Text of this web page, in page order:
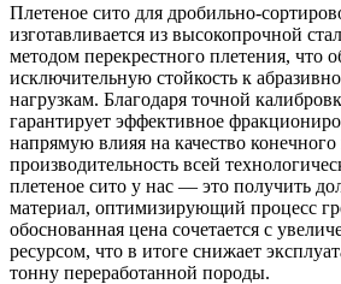
Плетеное сито для дробильно-
изготавливается из высокопрочной
методом перекрестного плетения, что
исключительную стойкость к
нагрузкам. Благодаря точной
гарантирует эффективное
напрямую влияя на качество конечного
производительность всей
плетеное сито у нас — это получить
материал, оптимизирующий процесс
обоснованная цена сочетается с
ресурсом, что в итоге снижает
тонну переработанной породы.